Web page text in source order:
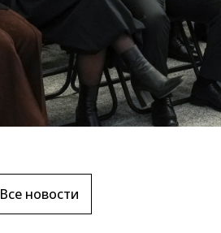
Все новости